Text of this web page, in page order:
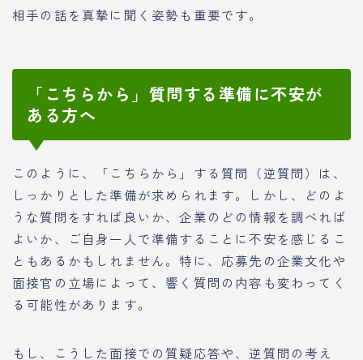
相手の話を真摯に聞く姿勢も重要です。
「こちらから」質問する準備に不安が
ある方へ
このように、「こちらから」する質問（逆質問）は、
しっかりとした準備が求められます。しかし、どのよ
うな質問をすれば良いか、企業のどの情報を調べれば
よいか、ご自身一人で準備することに不安を感じるこ
ともあるかもしれません。特に、応募先の企業文化や
面接官の立場によって、響く質問の内容も変わってく
る可能性があります。
もし、こうした面接での質疑応答や、逆質問の考え